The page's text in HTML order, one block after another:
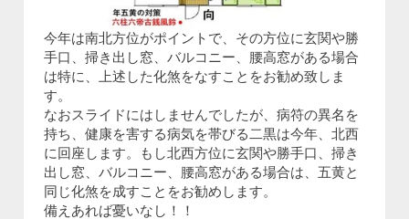
今年は南北方位がポイントで、その方位に玄関や勝
手口、掃き出し窓、バルコニー、腰高窓がある場合
は特に、上述した化煞をなすことをお勧め致しま
す。
なおスライドにはしませんでしたが、病符の異名を
持ち、健康を害する病気を帯びる二黒は今年、北西
に回座します。もし北西方位に玄関や勝手口、掃き
出し窓、バルコニー、腰高窓がある場合は、五黄と
同じ化煞を成すことをお勧めします。
備えあれば憂いなし！！